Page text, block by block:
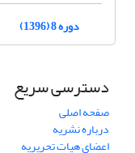
دوره 8 (1396)
دسترسی سریع
صفحه اصلی
درباره نشریه
اعضای هیات تحریریه